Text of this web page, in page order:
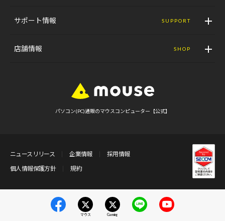
サポート情報 SUPPORT
店舗情報 SHOP
パソコン(PC)通販のマウスコンピューター【公式】
ニュースリリース 企業情報
採用情報
個人情報保護方針
規約
マウス Gaming